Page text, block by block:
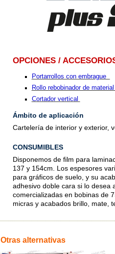
OPCIONES /
Portarrollos con embrague
Rollo rebobinador de
Cortador vertical
Ámbito de aplicación
Cartelería de interior y exterior,
CONSUMIBLES
Disponemos de film para
137 y 154cm. Los espesores
para gráficos de suelo, y su
adhesivo doble cara si lo desea
comercializadas en bobinas de
micras y acabados brillo, mate,
Otras alternativas